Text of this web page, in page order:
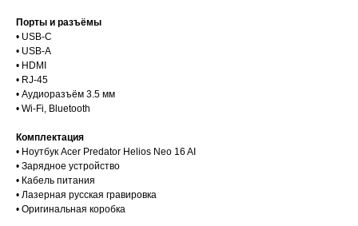
Порты и разъёмы
• USB-C
• USB-A
• HDMI
• RJ-45
• Аудиоразъём 3.5 мм
• Wi-Fi, Bluetooth
Комплектация
• Ноутбук Acer Predator Helios Neo 16 AI
• Зарядное устройство
• Кабель питания
• Лазерная русская гравировка
• Оригинальная коробка